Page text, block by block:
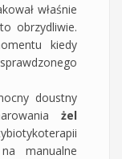
właśnie
obrzydliwie.
kiedy
doustny
żel
manualne